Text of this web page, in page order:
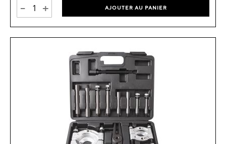
- + AJOUTER AU PANIER